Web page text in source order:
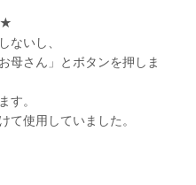
★
ないし、
母さん」とボタンを押しま
す。
使用していました。